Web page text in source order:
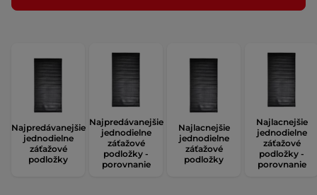
Najpredávanejšie
jednodielne
záťažové
podložky
Najpredávanejšie
jednodielne
záťažové
podložky -
porovnanie
Najlacnejšie
jednodielne
záťažové
podložky
Najlacnejšie
jednodielne
záťažové
podložky -
porovnanie